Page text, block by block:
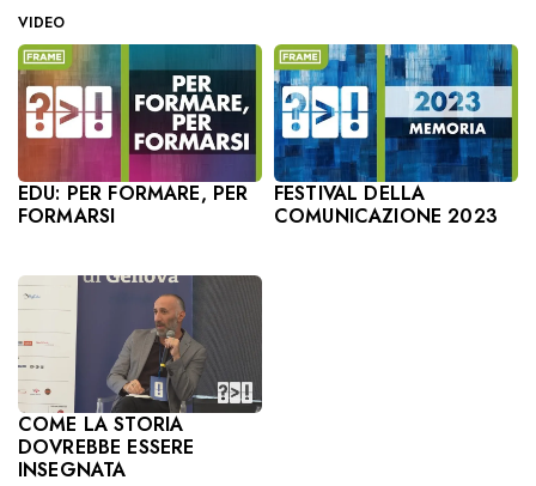
VIDEO
EDU: PER FORMARE, PER
FORMARSI
FESTIVAL DELLA
COMUNICAZIONE 2023
COME LA STORIA
DOVREBBE ESSERE
INSEGNATA